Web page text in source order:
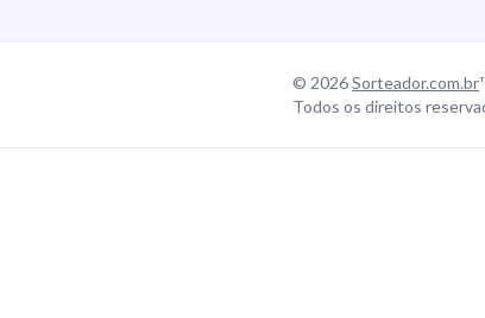
© 2026Sorteador.com.br
Todos os direitos